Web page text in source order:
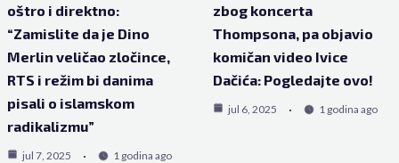
oštro i direktno:
“Zamislite da je Dino
Merlin veličao zločince,
RTS i režim bi danima
pisali o islamskom
radikalizmu”
jul 7, 2025 1 godina ago
zbog koncerta
Thompsona, pa objavio
komičan video Ivice
Dačića: Pogledajte ovo!
jul 6, 2025 1 godina ago